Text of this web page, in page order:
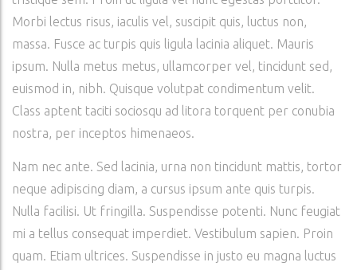
Morbi lectus risus, iaculis vel, suscipit quis, luctus non,
massa. Fusce ac turpis quis ligula lacinia aliquet. Mauris
ipsum. Nulla metus metus, ullamcorper vel, tincidunt sed,
euismod in, nibh. Quisque volutpat condimentum velit.
Class aptent taciti sociosqu ad litora torquent per conubia
nostra, per inceptos himenaeos.
Nam nec ante. Sed lacinia, urna non tincidunt mattis, tortor
neque adipiscing diam, a cursus ipsum ante quis turpis.
Nulla facilisi. Ut fringilla. Suspendisse potenti. Nunc feugiat
mi a tellus consequat imperdiet. Vestibulum sapien. Proin
quam. Etiam ultrices. Suspendisse in justo eu magna luctus